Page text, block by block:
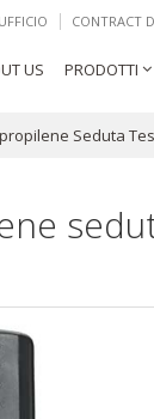
CONTRACT
US PRODOTTI
Seduta